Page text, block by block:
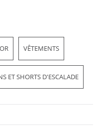
VÊTEMENTS
ET SHORTS D'ESCALADE